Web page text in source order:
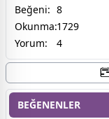
Beğeni: 8
Okunma:1729
Yorum:
4
BEĞENENLER